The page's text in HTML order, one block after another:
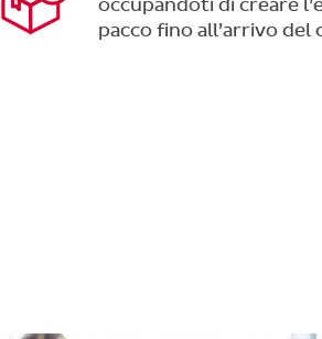
occupandoti di creare
pacco fino all’arrivo del